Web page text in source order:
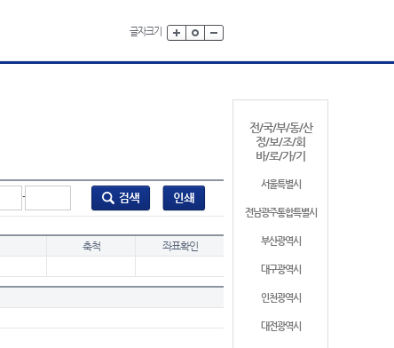
글자크기
전/국/부/동/산
정/보/조/회
바/로/가/기
서울특별시
전남광주통합특별시
부산광역시
대구광역시
인천광역시
대전광역시
-
축척 좌표확인